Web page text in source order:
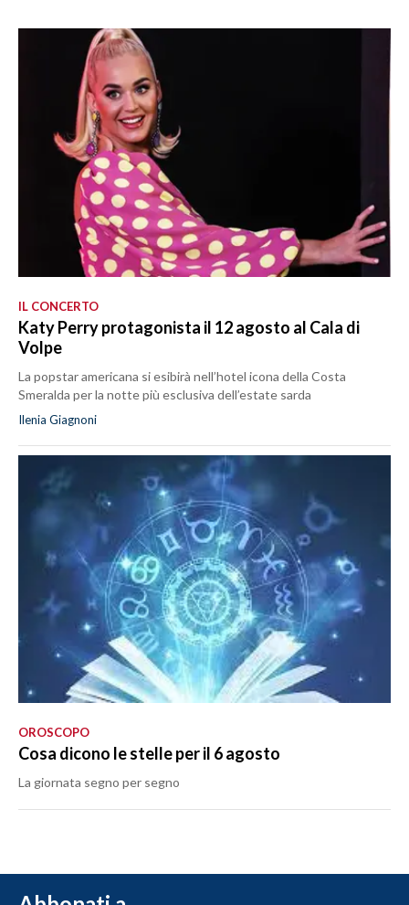
IL CONCERTO
Katy Perry protagonista il 12 agosto al Cala di
Volpe
La popstar americana si esibirà nell’hotel icona della Costa
Smeralda per la notte più esclusiva dell’estate sarda
Ilenia Giagnoni
OROSCOPO
Cosa dicono le stelle per il 6 agosto
La giornata segno per segno